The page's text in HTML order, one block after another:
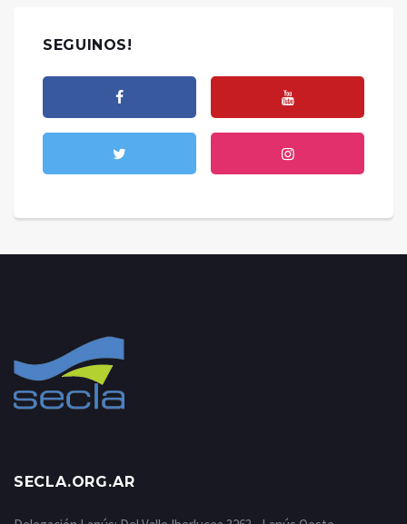
SEGUINOS!
SECLA.ORG.AR